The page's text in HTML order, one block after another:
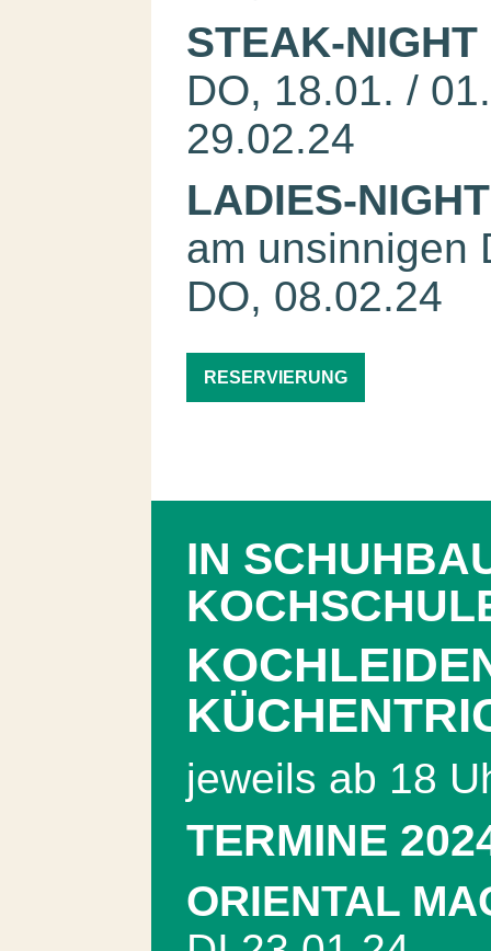
STEAK-NIGHT
DO, 18.01. /
29.02.24
LADIES-NIGHT
am unsinnigen
DO, 08.02.24
RESERVIERUNG
IN
jeweils ab 18
TERMINE
ORIENTAL